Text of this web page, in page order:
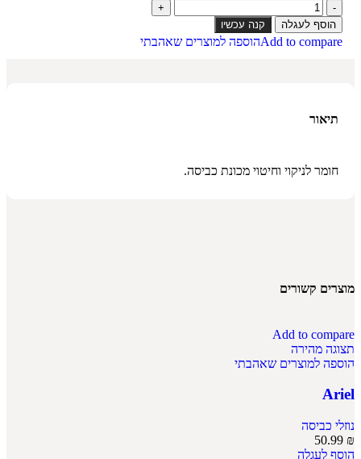
הוסף לעגלה קנה עכשיו
Add to compareהוספה למוצרים שאהבתי
תיאור
חומר לניקוי וחיטוי מכונת כביסה.
מוצרים קשורים
Add to compare
תצוגה מהירה
הוספה למוצרים שאהבתי
Ariel
נוזלי כביסה
50.99 ₪
הוסף לעגלה